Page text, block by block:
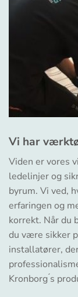
Vi har
Viden er vores
ledelinjer og
byrum. Vi ved,
erfaringen og
korrekt. Når du
du være sikker
installatører,
Kronborg ́s